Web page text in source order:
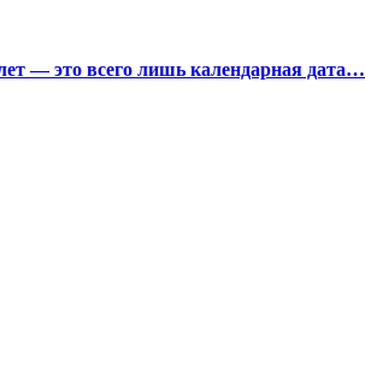
— это всего лишь календарная дата…